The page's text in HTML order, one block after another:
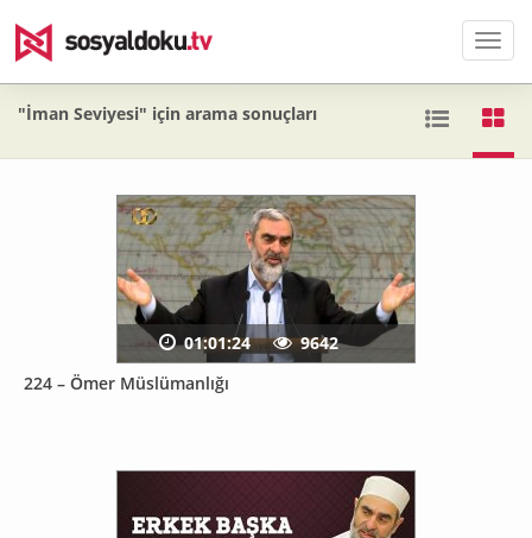
Menü
"İman Seviyesi" için arama sonuçları
224 – Ömer Müslümanlığı
01:01:24 9642